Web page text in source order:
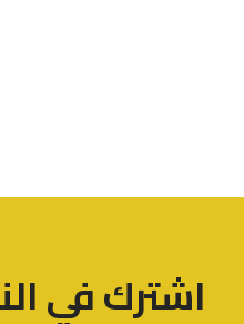
اشترك في